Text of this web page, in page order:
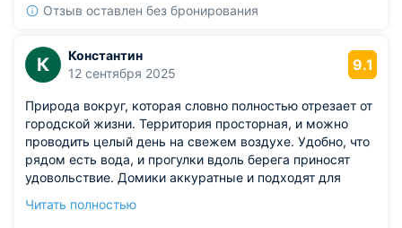
Отзыв оставлен без бронирования
К
Константин
12 сентября 2025
9.1
Природа вокруг, которая словно полностью отрезает от
городской жизни. Территория просторная, и можно
проводить целый день на свежем воздухе. Удобно, что
рядом есть вода, и прогулки вдоль берега приносят
удовольствие. Домики аккуратные и подходят для
слушать звуки леса. Атмосфера расслабляет и
Читать полностью